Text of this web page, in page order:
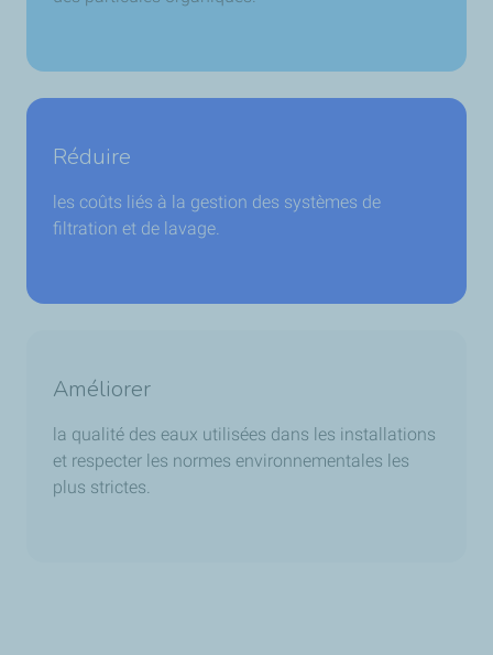
Réduire
les coûts liés à la gestion des systèmes de
filtration et de lavage.
Améliorer
la qualité des eaux utilisées dans les installations
et respecter les normes environnementales les
plus strictes.